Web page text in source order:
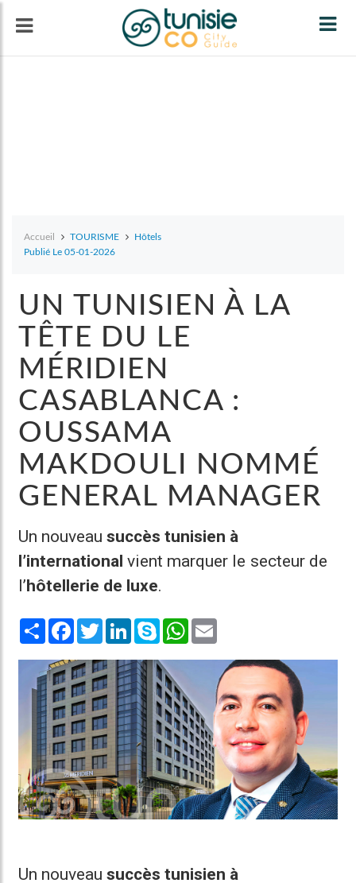
Accueil TOURISME
Hôtels
Publié Le 05-01-2026
UN TUNISIEN À LA
TÊTE DU LE
MÉRIDIEN
CASABLANCA :
OUSSAMA
MAKDOULI NOMMÉ
GENERAL MANAGER
Un nouveausuccès tunisien à
l’international vient marquer le secteur de
l’hôtellerie de luxe.
Share Facebook
TwitterLinkedInSkype WhatsApp
Un nouveausuccès tunisien à